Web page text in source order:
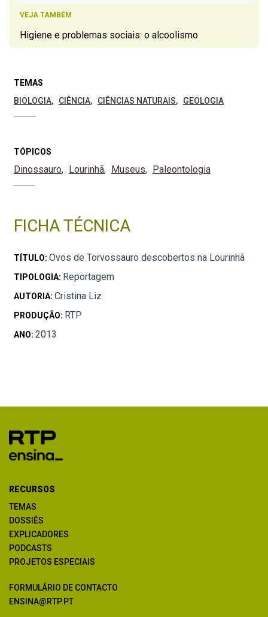
VEJA TAMBÉM
Higiene e problemas sociais: o alcoolismo
TEMAS
BIOLOGIA
CIÊNCIA CIÊNCIAS NATURAIS GEOLOGIA
TÓPICOS
Dinossauro Lourinhã Museus Paleontologia
FICHA TÉCNICA
TÍTULO: Ovos de Torvossauro descobertos na Lourinhã
TIPOLOGIA: Reportagem
AUTORIA: Cristina Liz
PRODUÇÃO: RTP
ANO: 2013
RECURSOS
TEMAS
DOSSIÊS
EXPLICADORES
PODCASTS
PROJETOS ESPECIAIS
FORMULÁRIO DE CONTACTO
ENSINA@RTP.PT